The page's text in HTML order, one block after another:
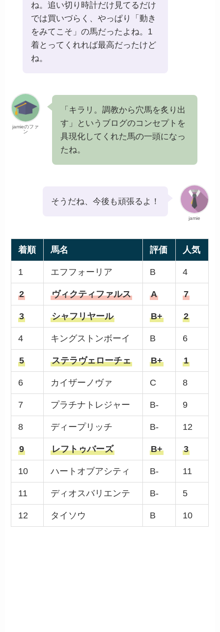
ね。追い切り時計だけ見てるだけ
では買いづらく、やっぱり「動き
をみてこそ」の馬だったよね。1
着とってくれれば最高だったけど
ね。
jamieのファ
ン
「キラリ。調教から穴馬を炙り出
す」というブログのコンセプトを
具現化してくれた馬の一頭になっ
たね。
jamie
そうだね、今後も頑張るよ！
着順 馬名 評価 人気
1 エフフォーリア B 4
2 ヴィクティファルス A 7
3 シャフリヤール B+ 2
4 キングストンボーイ B 6
5 ステラヴェローチェ B+ 1
6 カイザーノヴァ C 8
7 プラチナトレジャー B- 9
8 ディープリッチ B- 12
9 レフトゥバーズ B+ 3
10 ハートオブアシティ B- 11
11 ディオスバリエンテ B- 5
12 タイソウ B 10